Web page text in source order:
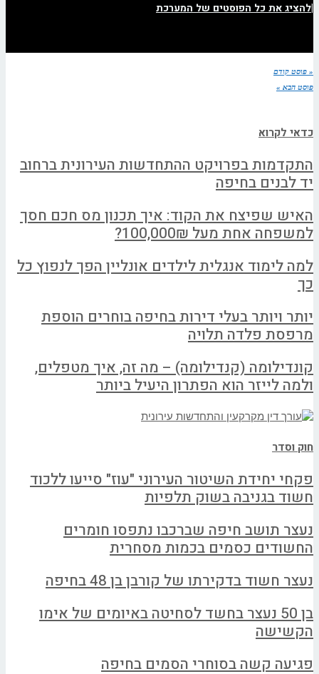
|להציג את כל הפוסטים של המערכת
« פוסט קודם
פוסט הבא »
כדאי לקרוא
התקדמות בפרויקט ההתחדשות העירונית ברחוב
יד לבנים בחיפה
האיש שפיצח את הקוד: איך תכנון מס חכם חסך
למשפחה אחת מעל 100,000₪?
למה לימוד אנגלית לילדים אונליין הפך לנפוץ כל
כך
יותר ויותר בעלי דירות בחיפה בוחרים הוספת
מרפסת פלדה תלויה
קונדילומה (קנדילומה) – מה זה, איך מטפלים,
ולמה לייזר הוא הפתרון היעיל ביותר
חוק וסדר
פקחי יחידת השיטור העירוני "עוז" סייעו ללכוד
חשוד בגניבה בשוק תלפיות
נעצר תושב חיפה שברכבו נתפסו חומרים
החשודים כסמים בכמות מסחרית
נעצר חשוד בדקירתו של קורבן בן 48 בחיפה
בן 50 נעצר בחשד לסחיטה באיומים של אימו
הקשישה
פגיעה קשה בסוחרי הסמים בחיפה